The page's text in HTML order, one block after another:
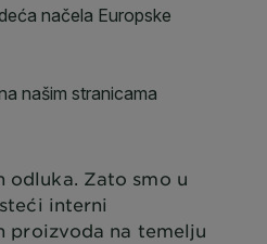
odluka. Zato smo u
interni
proizvoda na temelju